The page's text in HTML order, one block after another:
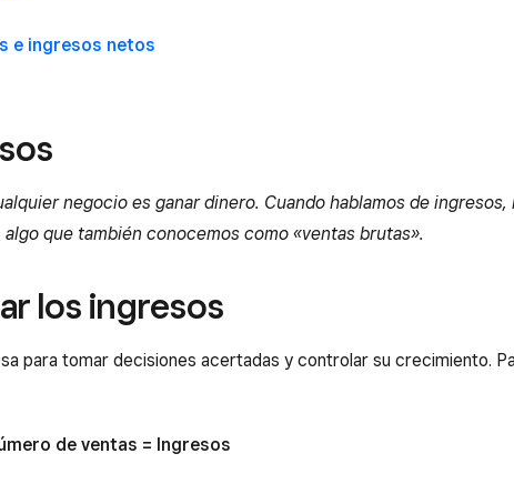
e ingresos netos
negocio es ganar dinero. Cuando hablamos de
que también conocemos como «ventas brutas».
los ingresos
para tomar decisiones acertadas y controlar su crecimiento.
de ventas = Ingresos